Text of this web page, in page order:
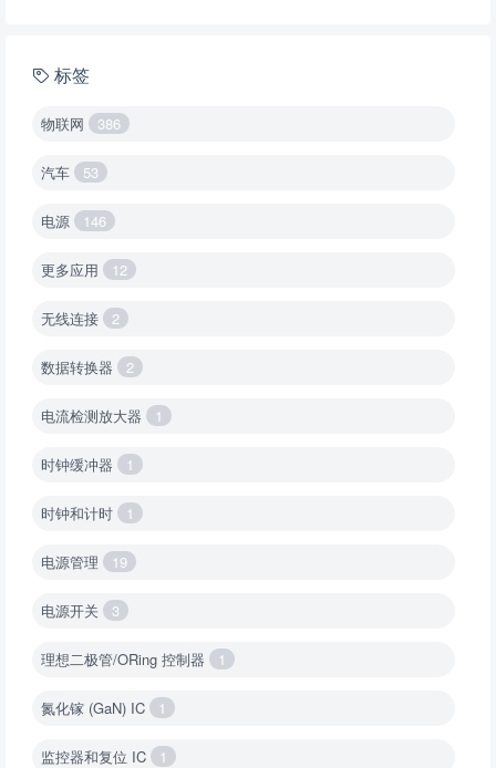
标签
物联网 386
汽车 53
电源 146
更多应用 12
无线连接 2
数据转换器 2
电流检测放大器 1
时钟缓冲器 1
时钟和计时 1
电源管理 19
电源开关 3
理想二极管/ORing 控制器 1
氮化镓 (GaN) IC 1
监控器和复位 IC 1